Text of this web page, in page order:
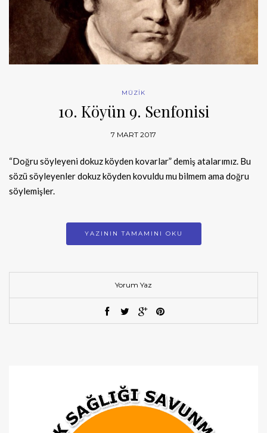
MÜZİK
10. Köyün 9. Senfonisi
7 MART 2017
“Doğru söyleyeni dokuz köyden kovarlar” demiş atalarımız. Bu
sözü söyleyenler dokuz köyden kovuldu mu bilmem ama doğru
söylemişler.
YAZININ TAMAMINI OKU
Yorum Yaz